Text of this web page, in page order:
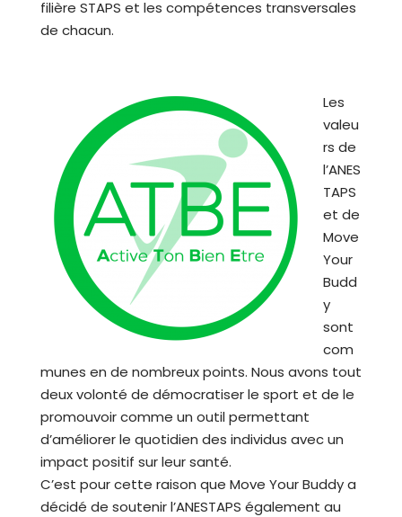
filière STAPS et les compétences transversales
de chacun.
Les
valeu
rs de
l’ANES
TAPS
et de
Move
Your
Budd
y
sont
com
munes en de nombreux points. Nous avons tout
deux volonté de démocratiser le sport et de le
promouvoir comme un outil permettant
d’améliorer le quotidien des individus avec un
impact positif sur leur santé.
C’est pour cette raison que Move Your Buddy a
décidé de soutenir l’ANESTAPS également au